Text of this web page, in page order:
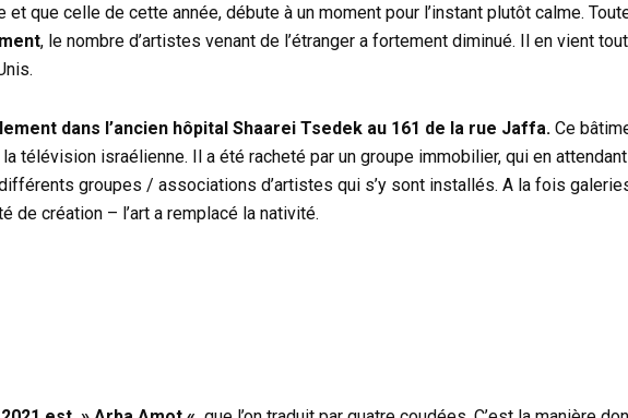
que celle de cette année, débute à un moment pour l’instant plutôt calme.
, le nombre d’artistes venant de l’étranger a fortement diminué. Il en vient
dans l’ancien hôpital Shaarei Tsedek au 161 de la rue Jaffa. Ce
télévision israélienne. Il a été racheté par un groupe immobilier, qui en
groupes / associations d’artistes qui s’y sont installés. A la fois
de création – l’art a remplacé la nativité.